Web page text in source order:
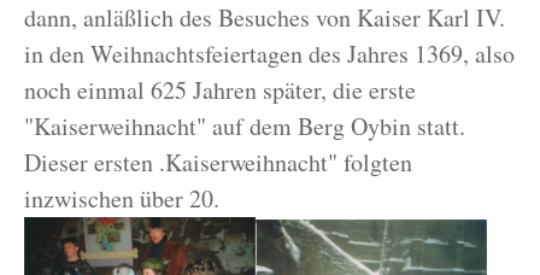
dann, anläßlich des Besuches von Kaiser Karl IV.
in den Weihnachtsfeiertagen des Jahres 1369, also
noch einmal 625 Jahren später, die erste
"Kaiserweihnacht" auf dem Berg Oybin statt.
Dieser ersten .Kaiserweihnacht" folgten
inzwischen über 20.